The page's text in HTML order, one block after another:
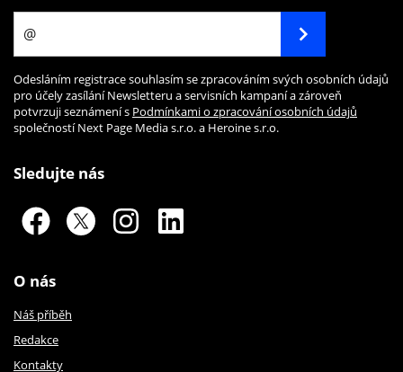
Odesláním registrace souhlasím se zpracováním svých osobních údajů
pro účely zasílání Newsletteru a servisních kampaní a zároveň
potvrzuji seznámení s Podmínkami o zpracování osobních údajů
společností Next Page Media s.r.o. a Heroine s.r.o.
Sledujte nás
O nás
Náš příběh
Redakce
Kontakty